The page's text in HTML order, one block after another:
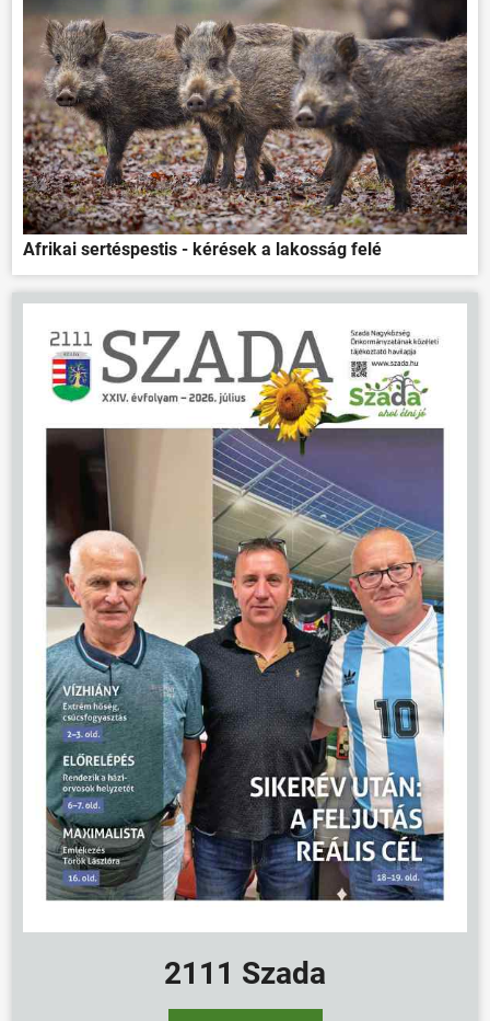
Afrikai sertéspestis - kérések a lakosság felé
2111 Szada